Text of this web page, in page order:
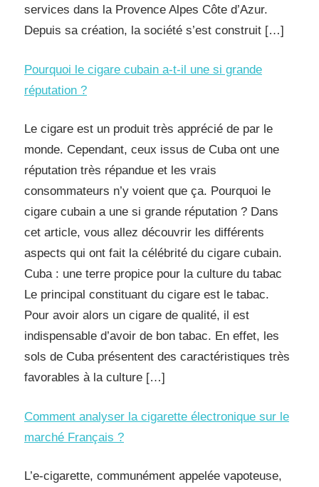
services dans la Provence Alpes Côte d’Azur.
Depuis sa création, la société s’est construit […]
Pourquoi le cigare cubain a-t-il une si grande
réputation ?
Le cigare est un produit très apprécié de par le
monde. Cependant, ceux issus de Cuba ont une
réputation très répandue et les vrais
consommateurs n’y voient que ça. Pourquoi le
cigare cubain a une si grande réputation ? Dans
cet article, vous allez découvrir les différents
aspects qui ont fait la célébrité du cigare cubain.
Cuba : une terre propice pour la culture du tabac
Le principal constituant du cigare est le tabac.
Pour avoir alors un cigare de qualité, il est
indispensable d’avoir de bon tabac. En effet, les
sols de Cuba présentent des caractéristiques très
favorables à la culture […]
Comment analyser la cigarette électronique sur le
marché Français ?
L’e-cigarette, communément appelée vapoteuse,